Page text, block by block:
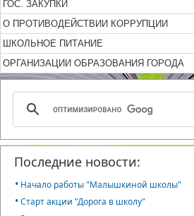
ГОС. ЗАКУПКИ
О ПРОТИВОДЕЙСТВИИ КОРРУПЦИИ
ШКОЛЬНОЕ ПИТАНИЕ
ОРГАНИЗАЦИИ ОБРАЗОВАНИЯ ГОРОДА
Последние новости:
• Начало работы "Малышкиной школы"
•Старт акции "Дорога в школу"